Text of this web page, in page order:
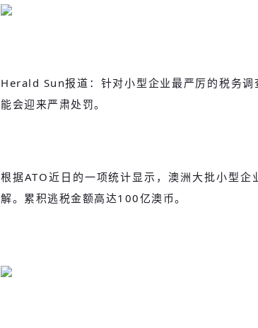
Herald Sun报道：针对小型企业最严厉的税务
能会迎来严肃处罚。
根据ATO近日的一项统计显示，澳洲大批小型
解。累积逃税金额高达100亿澳币。